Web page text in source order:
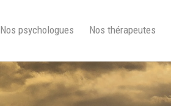
Nos psychologues Nos thérapeutes